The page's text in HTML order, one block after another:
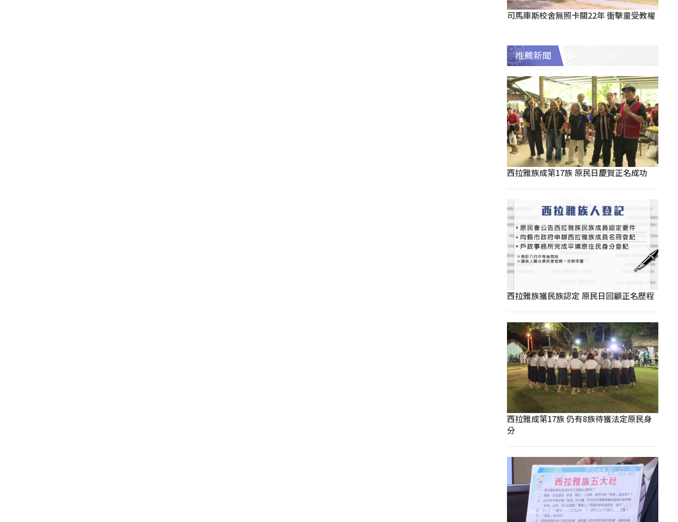
司馬庫斯校舍無照卡關22年 衝擊童受教權
推薦新聞
西拉雅族成第17族 原民日慶賀正名成功
西拉雅族獲民族認定 原民日回顧正名歷程
西拉雅成第17族 仍有8族待獲法定原民身
分